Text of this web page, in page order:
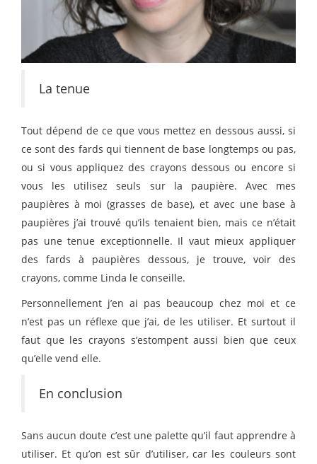
La tenue
Tout dépend de ce que vous mettez en dessous aussi, si
ce sont des fards qui tiennent de base longtemps ou pas,
ou si vous appliquez des crayons dessous ou encore si
vous les utilisez seuls sur la paupière. Avec mes
paupières à moi (grasses de base), et avec une base à
paupières j’ai trouvé qu’ils tenaient bien, mais ce n’était
pas une tenue exceptionnelle. Il vaut mieux appliquer
des fards à paupières dessous, je trouve, voir des
crayons, comme Linda le conseille.
Personnellement j’en ai pas beaucoup chez moi et ce
n’est pas un réflexe que j’ai, de les utiliser. Et surtout il
faut que les crayons s’estompent aussi bien que ceux
qu’elle vend elle.
En conclusion
Sans aucun doute c’est une palette qu’il faut apprendre à
utiliser. Et qu’on est sûr d’utiliser, car les couleurs sont